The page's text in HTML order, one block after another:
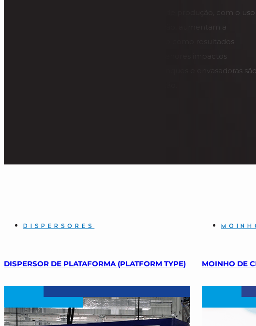
A otimização e padronização dos processos de produção, com o uso
de equipamentos adequados para a produção, aumentam a
produtividade e reduzem custos, oferecendo como resultados
qualidade, desempenho, produtividade e menores impactos
ambientais. Dispersores, moinhos, tachos, tanques e envasadoras são
DISPERSORES
DISPERSOR DE PLATAFORMA (PLATFORM TYPE) MOINHO DE